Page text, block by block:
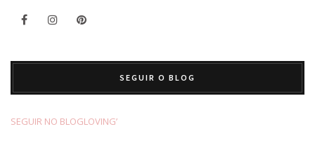
SEGUIR O BLOG
SEGUIR NO BLOGLOVING’